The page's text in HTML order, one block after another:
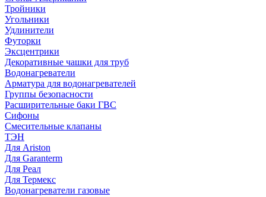
Тройники
Угольники
Удлинители
Футорки
Эксцентрики
Декоративные чашки для труб
Водонагреватели
Арматура для водонагревателей
Группы безопасности
Расширительные баки ГВС
Сифоны
Смесительные клапаны
ТЭН
Для Ariston
Для Garanterm
Для Реал
Для Термекс
Водонагреватели газовые